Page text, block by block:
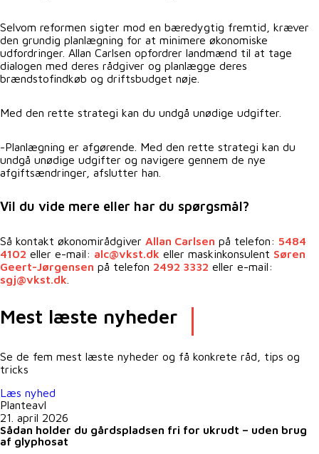
Selvom reformen sigter mod en bæredygtig fremtid, kræver
den grundig planlægning for at minimere økonomiske
udfordringer. Allan Carlsen opfordrer landmænd til at tage
dialogen med deres rådgiver og planlægge deres
brændstofindkøb og driftsbudget nøje.
Med den rette strategi kan du undgå unødige udgifter.
-Planlægning er afgørende. Med den rette strategi kan du
undgå unødige udgifter og navigere gennem de nye
afgiftsændringer, afslutter han.
Vil du vide mere eller har du spørgsmål?
Så kontakt økonomirådgiver Allan Carlsen på telefon: 5484
4102 eller e-mail: alc@vkst.dk eller maskinkonsulent Søren
Geert-Jørgensen på telefon 2492 3332 eller e-mail:
sgj@vkst.dk
Mest læste nyheder
Se de fem mest læste nyheder og få konkrete råd, tips og
tricks
Læs nyhed
Planteavl
21. april 2026
Sådan holder du gårdspladsen fri for ukrudt – uden brug
af glyphosat